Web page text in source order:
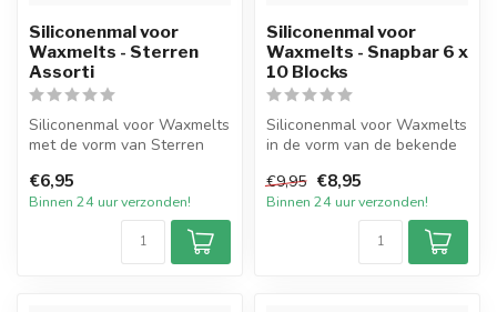
Siliconenmal voor
Waxmelts - Sterren
Assorti
Siliconenmal voor Waxmelts
met de vorm van Sterren
tota...
€6,95
Binnen 24 uur verzonden!
Siliconenmal voor
Waxmelts - Snapbar 6 x
10 Blocks
Siliconenmal voor Waxmelts
in de vorm van de bekende
m...
€9,95 €8,95
Binnen 24 uur verzonden!